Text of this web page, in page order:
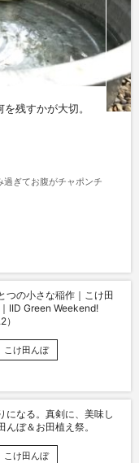
残すかが大切。
ぎてお腹がチャポンチ
つの小さな稲作｜こけ田
IID Green Weekend!
）
こけ田んぼ
になる。真剣に、美味し
んぼ＆お田植え祭。
こけ田んぼ